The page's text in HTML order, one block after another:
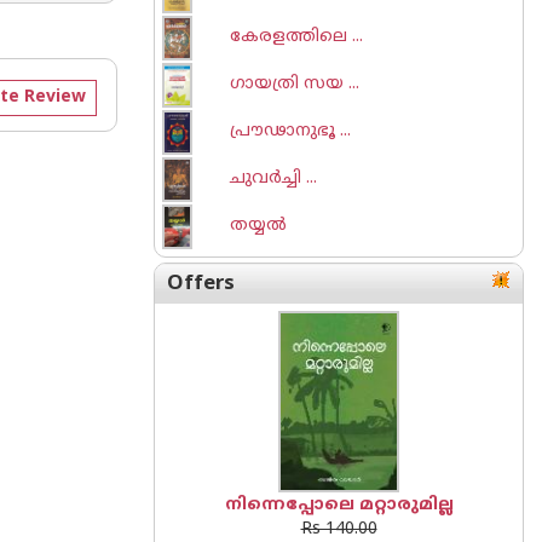
Review
കേരളത്തിലെ ...
ഗായത്രി സയ ...
പ്രൗഢാനുഭൂ ...
ചുവര്‍ച്ചി ...
തയ്യല്‍
Offers
നിന്നെപ്പോലെ മറ്റാരുമില്ല
Rs 140.00